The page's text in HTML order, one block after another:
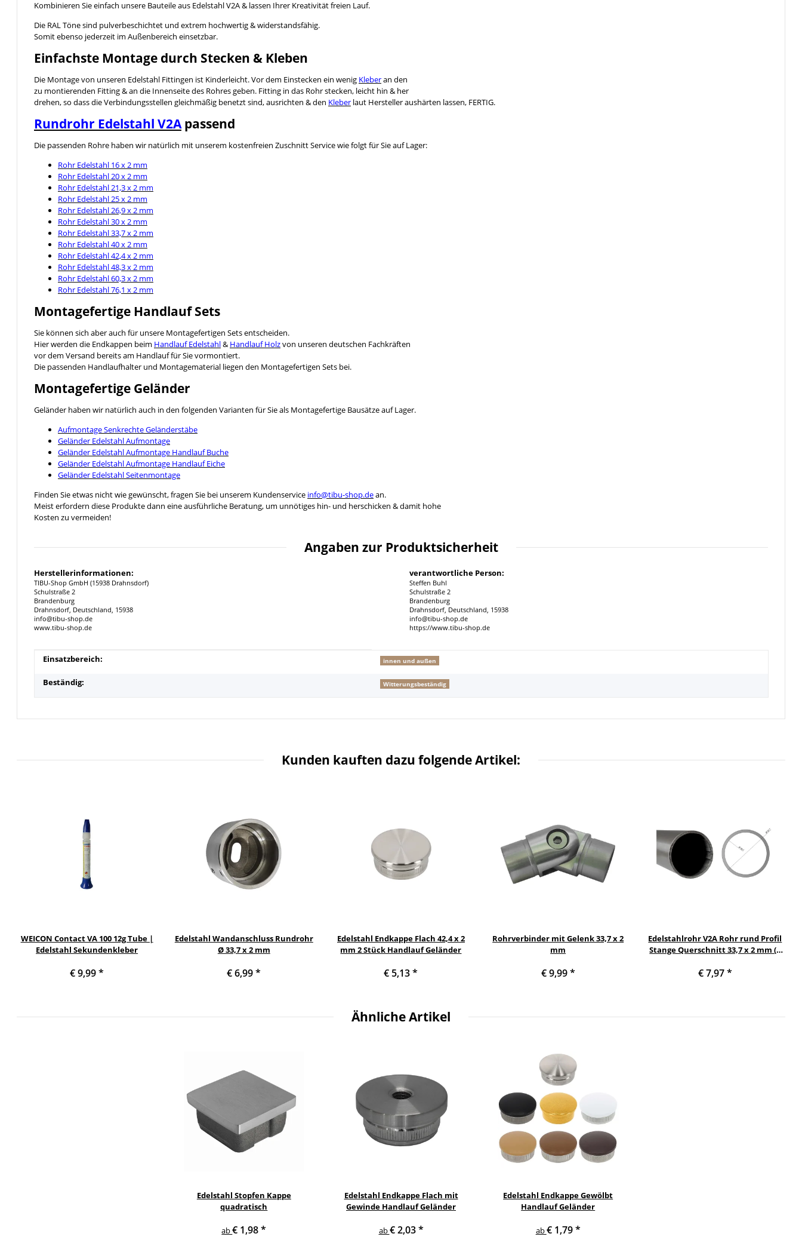
Kombinieren Sie einfach unsere Bauteile aus Edelstahl V2A & lassen Ihrer Kreativität freien Lauf.
Die RAL Töne sind pulverbeschichtet und extrem hochwertig & widerstandsfähig.
Somit ebenso jederzeit im Außenbereich einsetzbar.
Einfachste Montage durch Stecken & Kleben
Die Montage von unseren Edelstahl Fittingen ist Kinderleicht. Vor dem Einstecken ein wenig Kleberan den
zu montierenden Fitting & an die Innenseite des Rohres geben. Fitting in das Rohr stecken, leicht hin & her
drehen, so dass die Verbindungsstellen gleichmäßig benetzt sind, ausrichten & den Kleber laut Hersteller aushärten lassen, FERTIG.
Rundrohr Edelstahl V2Apassend
Die passenden Rohre haben wir natürlich mit unserem kostenfreien Zuschnitt Service wie folgt für Sie auf Lager:
Rohr Edelstahl 16 x 2 mm
Rohr Edelstahl 20 x 2 mm
Rohr Edelstahl 21,3 x 2 mm
Rohr Edelstahl 25 x 2 mm
Rohr Edelstahl 26,9 x 2 mm
Rohr Edelstahl 30 x 2 mm
Rohr Edelstahl 33,7 x 2 mm
Rohr Edelstahl 40 x 2 mm
Rohr Edelstahl 42,4 x 2 mm
Rohr Edelstahl 48,3 x 2 mm
Rohr Edelstahl 60,3 x 2 mm
Rohr Edelstahl 76,1 x 2 mm
Montagefertige Handlauf Sets
Sie können sich aber auch für unsere Montagefertigen Sets entscheiden.
Hier werden die Endkappen beim Handlauf Edelstahl& Handlauf Holzvon unseren deutschen Fachkräften
vor dem Versand bereits am Handlauf für Sie vormontiert.
Die passenden Handlaufhalter und Montagematerial liegen den Montagefertigen Sets bei.
Montagefertige Geländer
Geländer haben wir natürlich auch in den folgenden Varianten für Sie als Montagefertige Bausätze auf Lager.
Aufmontage Senkrechte Geländerstäbe
Geländer Edelstahl Aufmontage
Geländer Edelstahl Aufmontage Handlauf Buche
Geländer Edelstahl Aufmontage Handlauf Eiche
Geländer Edelstahl Seitenmontage
Finden Sie etwas nicht wie gewünscht, fragen Sie bei unserem Kundenservice info@tibu-shop.dean.
Meist erfordern diese Produkte dann eine ausführliche Beratung, um unnötiges hin- und herschicken & damit hohe
Kosten zu vermeiden!
Angaben zur Produktsicherheit
Herstellerinformationen:
TIBU-Shop GmbH (15938 Drahnsdorf)
Schulstraße 2
Brandenburg
Drahnsdorf, Deutschland, 15938
info@tibu-shop.de
www.tibu-shop.de
verantwortliche Person:
Steffen Buhl
Schulstraße 2
Brandenburg
Drahnsdorf, Deutschland, 15938
info@tibu-shop.de
https://www.tibu-shop.de
Produkteigenschaft
Wert
Einsatzbereich: innen und außen
Beständig: Witterungsbeständig
Kunden kauften dazu folgende Artikel:
WEICON Contact VA 100 12g Tube |
Edelstahl Sekundenkleber
€ 9,99*
Edelstahl Wandanschluss Rundrohr
Ø 33,7 x 2 mm
€ 6,99*
Edelstahl Endkappe Flach 42,4 x 2
mm 2 Stück Handlauf Geländer
€ 5,13*
Rohrverbinder mit Gelenk 33,7 x 2
mm
€ 9,99*
Edelstahlrohr V2A Rohr rund Profil
Stange Querschnitt 33,7 x 2 mm (1
€ 7,97*
Ähnliche Artikel
Edelstahl Stopfen Kappe
quadratisch
ab€ 1,98*
Edelstahl Endkappe Flach mit
Gewinde Handlauf Geländer
ab€ 2,03*
Edelstahl Endkappe Gewölbt
Handlauf Geländer
ab€ 1,79*